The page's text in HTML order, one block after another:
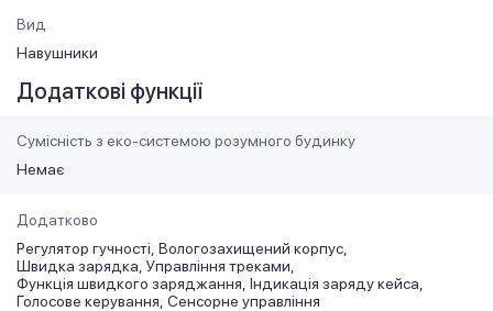
Вид
Навушники
Додаткові функції
Сумісність з еко-системою розумного будинку
Немає
Додатково
Регулятор гучності Вологозахищений корпус
Швидка зарядка Управління треками
Функція швидкого заряджання Індикація заряду кейса
Голосове керування Сенсорне управління